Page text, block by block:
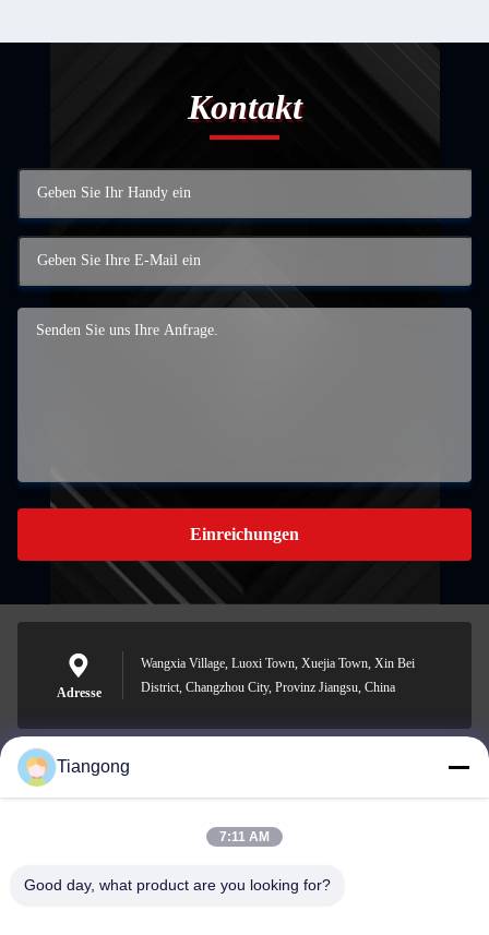
Kontakt
Einreichungen
Adresse
Wangxia Village, Luoxi Town, Xuejia Town, Xin Bei
District, Changzhou City, Provinz Jiangsu, China
lhh@cztgforging.com
Tiangong
7:11 AM
Good day, what product are you looking for?